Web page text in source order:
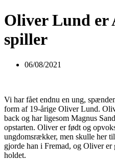
Oliver Lund er
spiller
06/08/2021
Vi har fået endnu en ung,
form af 19-årige Oliver Lund.
back og har ligesom Magnus
opstarten. Oliver er født og
ungdomsrækker, men skulle her
gjorde han i Fremad, og Oliver
holdet.